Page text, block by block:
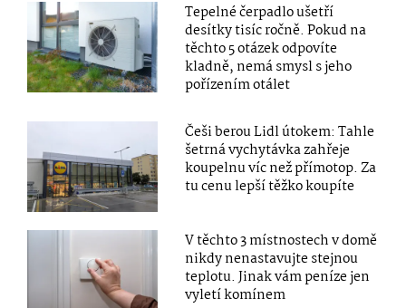
Tepelné čerpadlo ušetří
desítky tisíc ročně. Pokud na
těchto 5 otázek odpovíte
kladně, nemá smysl s jeho
pořízením otálet
Češi berou Lidl útokem: Tahle
šetrná vychytávka zahřeje
koupelnu víc než přímotop. Za
tu cenu lepší těžko koupíte
V těchto 3 místnostech v domě
nikdy nenastavujte stejnou
teplotu. Jinak vám peníze jen
vyletí komínem